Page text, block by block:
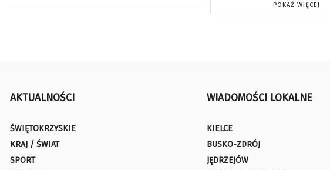
POKAŻ WIĘCEJ
AKTUALNOŚCI
ŚWIĘTOKRZYSKIE
KRAJ / ŚWIAT
SPORT
WIADOMOŚCI LOKALNE
KIELCE
BUSKO-ZDRÓJ
JĘDRZEJÓW